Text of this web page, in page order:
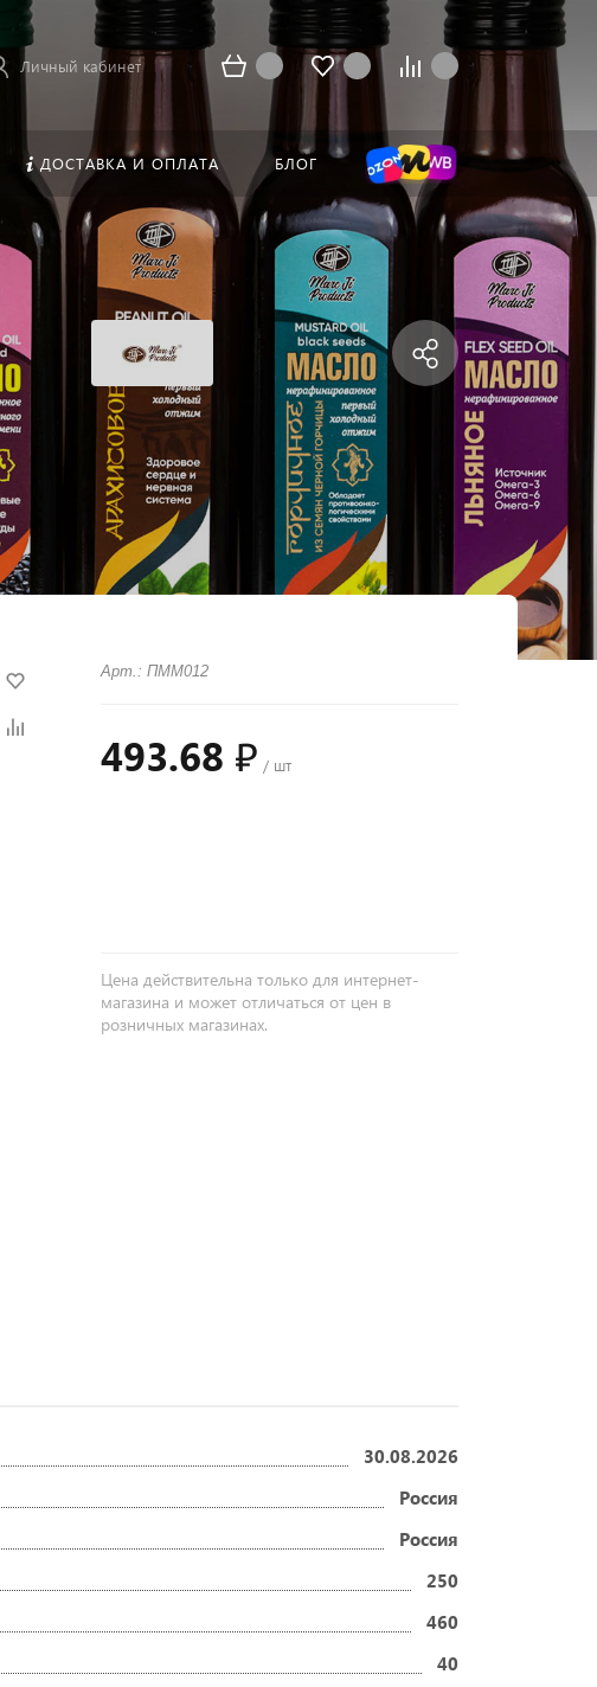
Личный кабинет
ДОСТАВКА И ОПЛАТА БЛОГ
Арт.: ПММ012
493.68 ₽ / шт
Цена действительна только для интернет-
магазина и может отличаться от цен в
розничных магазинах.
30.08.2026
Россия
Россия
250
460
40